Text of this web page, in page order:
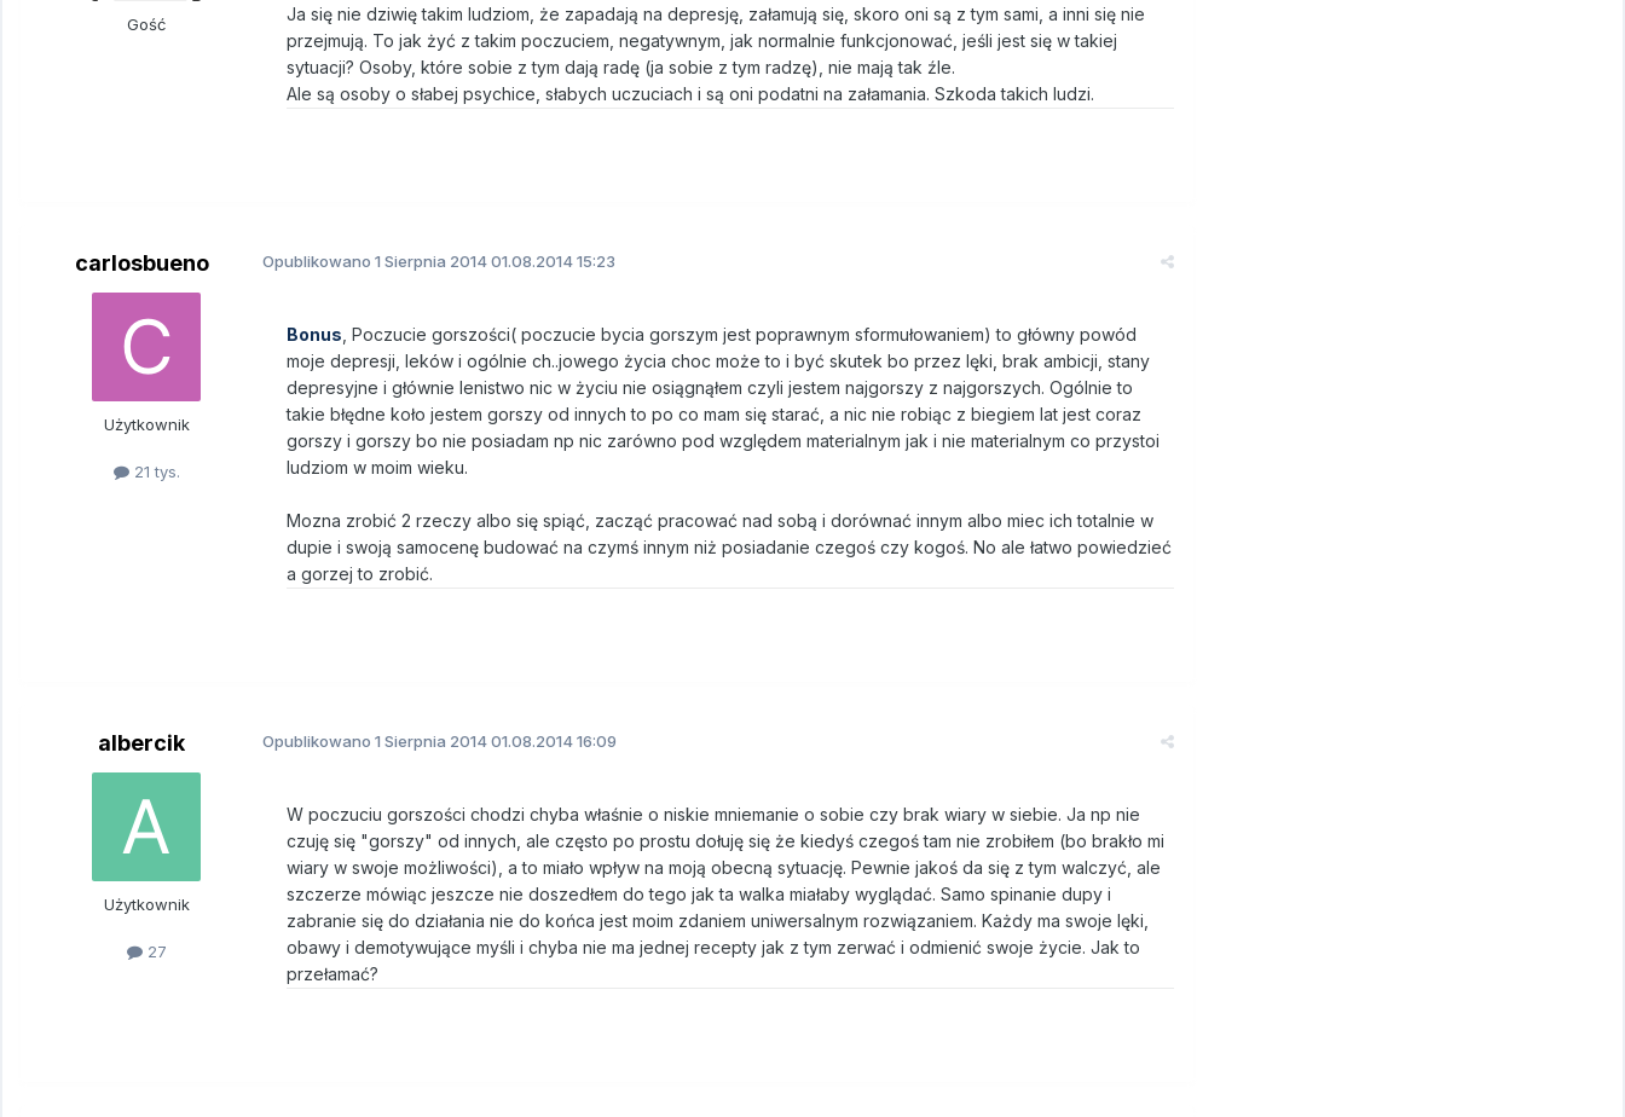
Gość
Ja się nie dziwię takim ludziom, że zapadają na depresję, załamują się, skoro oni są z tym sami, a inni się nie
przejmują. To jak żyć z takim poczuciem, negatywnym, jak normalnie funkcjonować, jeśli jest się w takiej
sytuacji? Osoby, które sobie z tym dają radę (ja sobie z tym radzę), nie mają tak źle.
Ale są osoby o słabej psychice, słabych uczuciach i są oni podatni na załamania. Szkoda takich ludzi.
carlosbueno
Użytkownik
21 tys.
Opublikowano 1 Sierpnia 201401.08.2014 15:23
Bonus , Poczucie gorszości( poczucie bycia gorszym jest poprawnym sformułowaniem) to główny powód
moje depresji, leków i ogólnie ch..jowego życia choc może to i być skutek bo przez lęki, brak ambicji, stany
depresyjne i głównie lenistwo nic w życiu nie osiągnąłem czyli jestem najgorszy z najgorszych. Ogólnie to
takie błędne koło jestem gorszy od innych to po co mam się starać, a nic nie robiąc z biegiem lat jest coraz
gorszy i gorszy bo nie posiadam np nic zarówno pod względem materialnym jak i nie materialnym co przystoi
ludziom w moim wieku.
Mozna zrobić 2 rzeczy albo się spiąć, zacząć pracować nad sobą i dorównać innym albo miec ich totalnie w
dupie i swoją samocenę budować na czymś innym niż posiadanie czegoś czy kogoś. No ale łatwo powiedzieć
a gorzej to zrobić.
albercik
Użytkownik
27
Opublikowano 1 Sierpnia 201401.08.2014 16:09
W poczuciu gorszości chodzi chyba właśnie o niskie mniemanie o sobie czy brak wiary w siebie. Ja np nie
czuję się "gorszy" od innych, ale często po prostu dołuję się że kiedyś czegoś tam nie zrobiłem (bo brakło mi
wiary w swoje możliwości), a to miało wpływ na moją obecną sytuację. Pewnie jakoś da się z tym walczyć, ale
szczerze mówiąc jeszcze nie doszedłem do tego jak ta walka miałaby wyglądać. Samo spinanie dupy i
zabranie się do działania nie do końca jest moim zdaniem uniwersalnym rozwiązaniem. Każdy ma swoje lęki,
obawy i demotywujące myśli i chyba nie ma jednej recepty jak z tym zerwać i odmienić swoje życie. Jak to
przełamać?